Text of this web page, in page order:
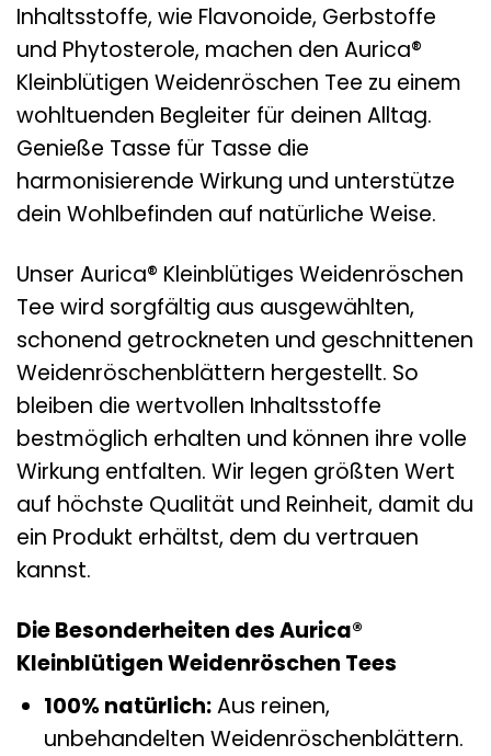
Inhaltsstoffe, wie Flavonoide, Gerbstoffe
und Phytosterole, machen den Aurica®
Kleinblütigen Weidenröschen Tee zu einem
wohltuenden Begleiter für deinen Alltag.
Genieße Tasse für Tasse die
harmonisierende Wirkung und unterstütze
dein Wohlbefinden auf natürliche Weise.
Unser Aurica® Kleinblütiges Weidenröschen
Tee wird sorgfältig aus ausgewählten,
schonend getrockneten und geschnittenen
Weidenröschenblättern hergestellt. So
bleiben die wertvollen Inhaltsstoffe
bestmöglich erhalten und können ihre volle
Wirkung entfalten. Wir legen größten Wert
auf höchste Qualität und Reinheit, damit du
ein Produkt erhältst, dem du vertrauen
kannst.
Die Besonderheiten des Aurica®
Kleinblütigen Weidenröschen Tees
100% natürlich:Aus reinen,
unbehandelten Weidenröschenblättern.